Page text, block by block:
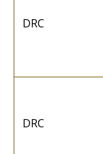
DRC
DRC